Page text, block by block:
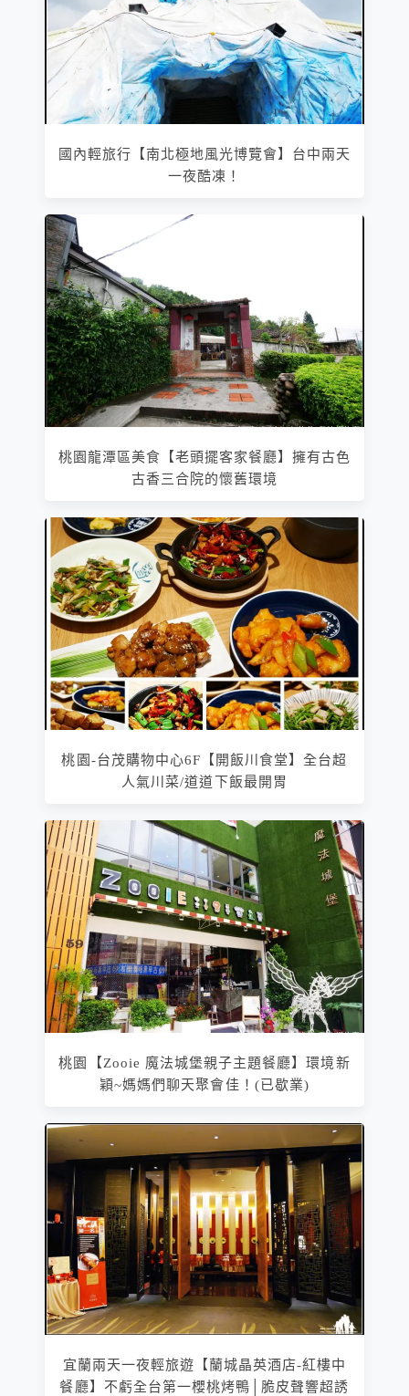
國內輕旅行【南北極地風光博覽會】台中兩天
一夜酷凍！
桃園龍潭區美食【老頭擺客家餐廳】擁有古色
古香三合院的懷舊環境
桃園-台茂購物中心6F【開飯川食堂】全台超
人氣川菜/道道下飯最開胃
桃園【Zooie 魔法城堡親子主題餐廳】環境新
穎~媽媽們聊天聚會佳！(已歇業)
宜蘭兩天一夜輕旅遊【蘭城晶英酒店-紅樓中
餐廳】不虧全台第一櫻桃烤鴨│脆皮聲響超誘